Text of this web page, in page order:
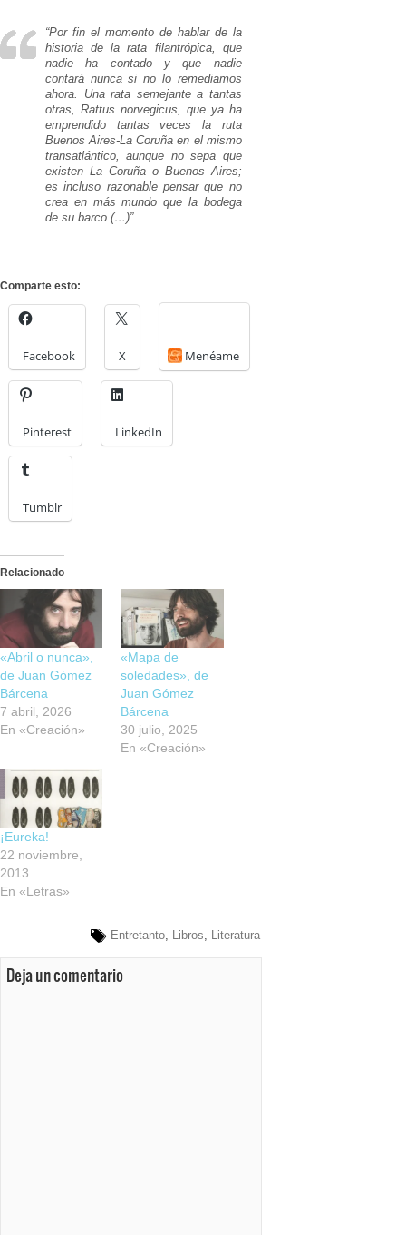
“Por fin el momento de hablar de la
historia de la rata filantrópica, que
nadie ha contado y que nadie
contará nunca si no lo remediamos
ahora. Una rata semejante a tantas
otras, Rattus norvegicus, que ya ha
emprendido tantas veces la ruta
Buenos Aires-La Coruña en el mismo
transatlántico, aunque no sepa que
existen La Coruña o Buenos Aires;
es incluso razonable pensar que no
crea en más mundo que la bodega
de su barco (…)”.
Comparte esto:
Facebook X Menéame
Pinterest LinkedIn
Tumblr
Relacionado
«Abril o nunca»,
de Juan Gómez
Bárcena
7 abril, 2026
En «Creación»
«Mapa de
soledades», de
Juan Gómez
Bárcena
30 julio, 2025
En «Creación»
¡Eureka!
22 noviembre,
2013
En «Letras»
Entretanto, Libros Literatura
Deja un comentario